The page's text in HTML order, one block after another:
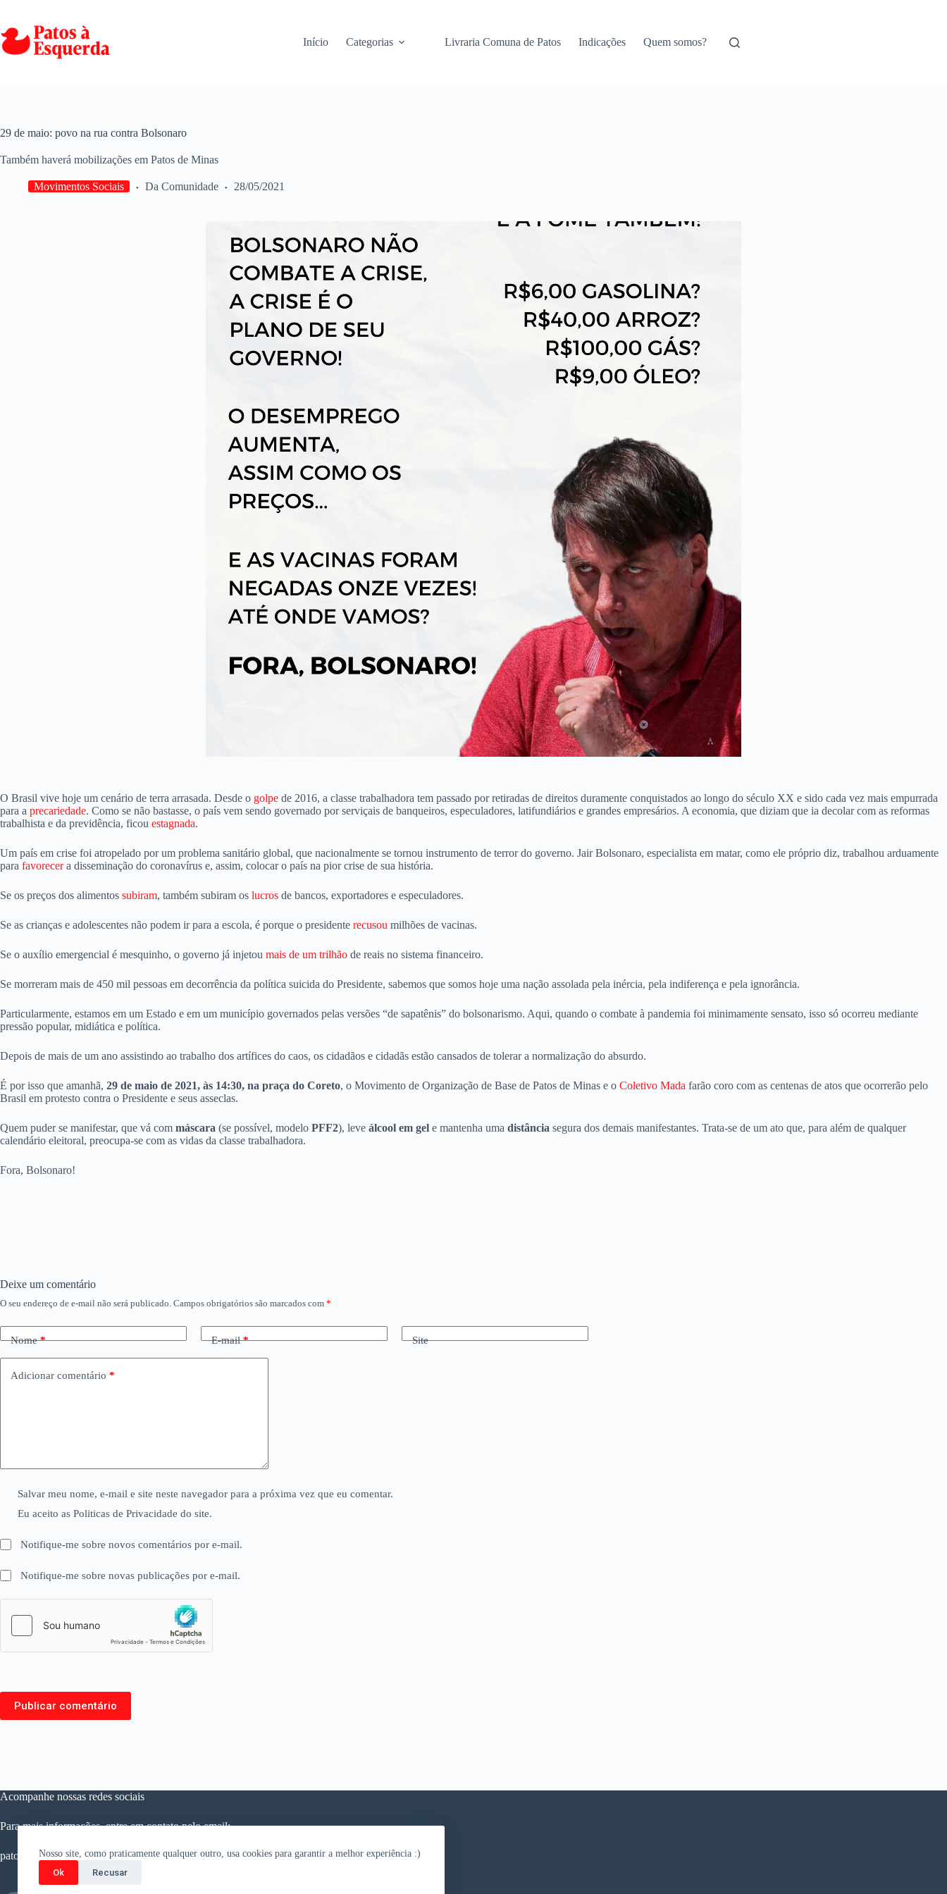
o
conteúdo
Nosso site, como praticamente qualquer outro, usa cookies para garantir a melhor experiência :)
Ok
Recusar
Início Categorias Livraria Comuna de Patos Indicações Quem somos?
29 de maio: povo na rua contra Bolsonaro
Também haverá mobilizações em Patos de Minas
Movimentos Sociais Da Comunidade 28/05/2021
O Brasil vive hoje um cenário de terra arrasada. Desde o golpe de 2016, a classe trabalhadora tem passado por retiradas de direitos duramente conquistados ao longo do século XX e sido cada vez mais empurrada
para a precariedade. Como se não bastasse, o país vem sendo governado por serviçais de banqueiros, especuladores, latifundiários e grandes empresários. A economia, que diziam que ia decolar com as reformas
trabalhista e da previdência, ficou estagnada.
Um país em crise foi atropelado por um problema sanitário global, que nacionalmente se tornou instrumento de terror do governo. Jair Bolsonaro, especialista em matar, como ele próprio diz, trabalhou arduamente
para favorecera disseminação do coronavírus e, assim, colocar o país na pior crise de sua história.
Se os preços dos alimentos subiram, também subiram os lucros de bancos, exportadores e especuladores.
Se as crianças e adolescentes não podem ir para a escola, é porque o presidente recusou milhões de vacinas.
Se o auxílio emergencial é mesquinho, o governo já injetou mais de um trilhão de reais no sistema financeiro.
Se morreram mais de 450 mil pessoas em decorrência da política suicida do Presidente, sabemos que somos hoje uma nação assolada pela inércia, pela indiferença e pela ignorância.
Particularmente, estamos em um Estado e em um município governados pelas versões “de sapatênis” do bolsonarismo. Aqui, quando o combate à pandemia foi minimamente sensato, isso só ocorreu mediante
pressão popular, midiática e política.
Depois de mais de um ano assistindo ao trabalho dos artífices do caos, os cidadãos e cidadãs estão cansados de tolerar a normalização do absurdo.
É por isso que amanhã, 29 de maio de 2021, às 14:30, na praça do Coreto, o Movimento de Organização de Base de Patos de Minas e o Coletivo Mada farão coro com as centenas de atos que ocorrerão pelo
Brasil em protesto contra o Presidente e seus asseclas.
Quem puder se manifestar, que vá com máscara (se possível, modelo PFF2), leve álcool em gel e mantenha uma distância segura dos demais manifestantes. Trata-se de um ato que, para além de qualquer
calendário eleitoral, preocupa-se com as vidas da classe trabalhadora.
Fora, Bolsonaro!
Deixe um comentário
O seu endereço de e-mail não será publicado. Campos obrigatórios são marcados com *
Nome* E-mail* Site
Adicionar comentário *
Salvar meu nome, e-mail e site neste navegador para a próxima vez que eu comentar.
Eu aceito as Politicas de Privacidade do site.
Notifique-me sobre novos comentários por e-mail.
Notifique-me sobre novas publicações por e-mail.
Publicar comentário
Acompanhe nossas redes sociais
Para mais informações, entre em contato pelo email:
patosaesquerda@gmail.com